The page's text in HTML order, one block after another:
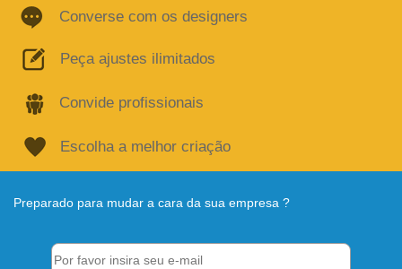
Converse com os designers
Peça ajustes ilimitados
Convide profissionais
Escolha a melhor criação
Preparado para mudar a cara da sua empresa ?